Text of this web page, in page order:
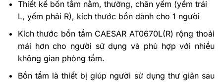
Thiết kế bồn tắm nằm, thường, chân yếm (yếm trái
L, yếm phải R), kích thước bồn dành cho 1 người
Kích thước bồn tắm CAESAR AT0670L(R) rộng thoải
mái hơn cho người sử dụng và phù hợp với nhiều
không gian phòng tắm.
Bồn tắm là thiết bị giúp người sử dụng thư giãn sau